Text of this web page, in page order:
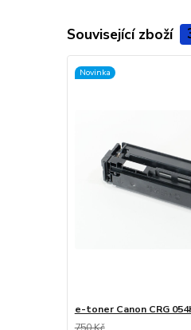
Související zboží
Novinka
e-toner Canon CRG